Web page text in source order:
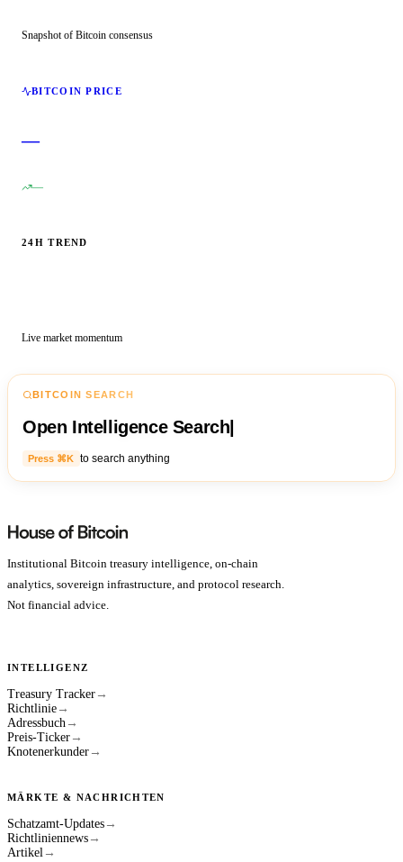
Snapshot of Bitcoin consensus
BITCOIN PRICE
—
—
24H TREND
Live market momentum
BITCOIN SEARCH
Open Intelligence Search|
Press ⌘K to search anything
Institutional Bitcoin treasury intelligence, on-chain
analytics, sovereign infrastructure, and protocol research.
Not financial advice.
INTELLIGENZ
Treasury Tracker →
Richtlinie →
Adressbuch →
Preis-Ticker →
Knotenerkunder →
MÄRKTE & NACHRICHTEN
Schatzamt-Updates →
Richtliniennews →
Artikel →